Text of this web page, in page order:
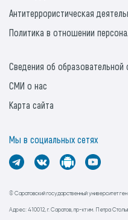
© Саратовский государственный университет
Адрес: 410012, г. Саратов, пр-кт им. Петра
Антитеррористическая
Политика в отношении
Сведения об образовательной
СМИ о нас
Карта сайта
Мы в социальных сетях